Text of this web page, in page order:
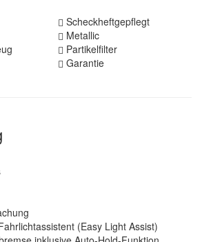
Scheckheftgepflegt
Metallic
Partikelfilter
Garantie
(Easy Light Assist)